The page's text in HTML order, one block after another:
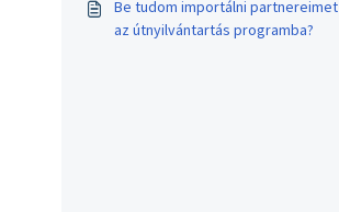
Be tudom importálni partnereimet
az útnyilvántartás programba?